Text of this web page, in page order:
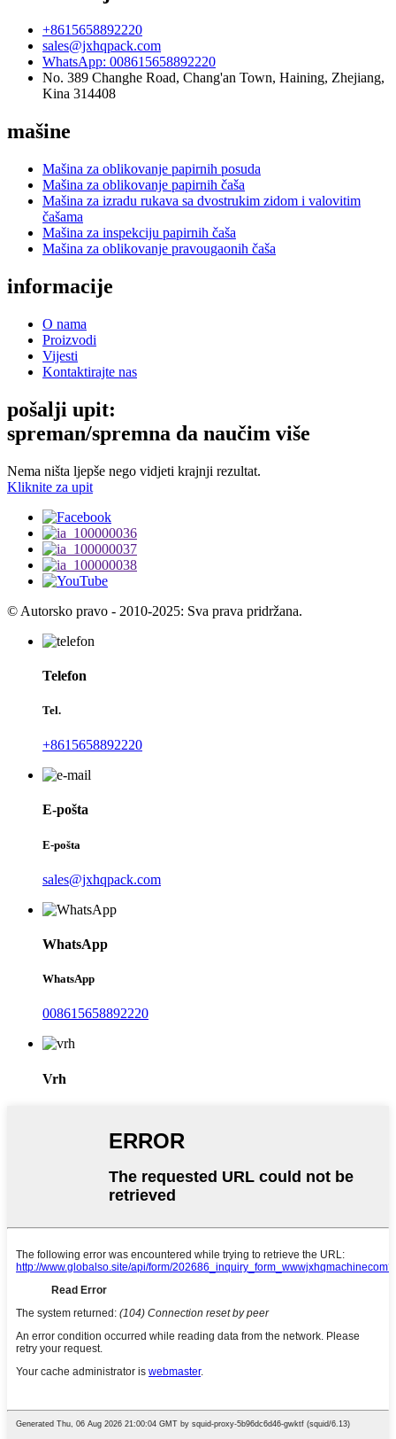
+8615658892220
sales@jxhqpack.com
WhatsApp: 008615658892220
No. 389 Changhe Road, Chang'an Town, Haining, Zhejiang,
Kina 314408
mašine
Mašina za oblikovanje papirnih posuda
Mašina za oblikovanje papirnih čaša
Mašina za izradu rukava sa dvostrukim zidom i valovitim
čašama
Mašina za inspekciju papirnih čaša
Mašina za oblikovanje pravougaonih čaša
informacije
O nama
Proizvodi
Vijesti
Kontaktirajte nas
pošalji upit:
spreman/spremna da naučim više
Nema ništa ljepše nego vidjeti krajnji rezultat.
Kliknite za upit
© Autorsko pravo - 2010-2025: Sva prava pridržana.
Telefon
Tel.
+8615658892220
E-pošta
E-pošta
sales@jxhqpack.com
WhatsApp
WhatsApp
008615658892220
Vrh